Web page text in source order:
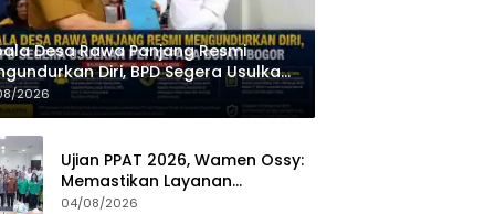
Desa Rawa Panjang Resmi
Diri, BPD Segera Usulkan
kepada Bupati Bogor
2026
Ujian PPAT 2026, Wamen Ossy:
Memastikan Layanan
Pertanahan dari PPAT yang
04/08/2026